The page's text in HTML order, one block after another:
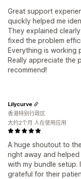
Great support
quickly helped me
They explained
fixed the problem
Everything is working
Really appreciate the
recommend!
A huge shoutout to
right away and
with my bundle setup.
grateful for their
Lilycurve
香港特别行政区
大约2个月 人在使用应用